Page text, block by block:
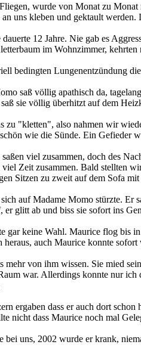
wurde von Monat zu
uns kleben und gektault
12 Jahre. Nie gab es
im Wohnzimmer,
bedingten Lungenentzündung
saß völlig apathisch da,
sie völlig überhitzt auf dem
zu "kletten", also nahmen wir
wie die Sünde. Ein Gefieder
viel zusammen, doch des
Zeit zusammen. Bald stellten
Sitzen zu zweit auf dem Sofa
auf Madame Momo stürzte.
er glitt ab und biss sie sofort ins
gar keine Wahl. Maurice flog bis
heraus, auch Maurice konnte
von ihm wissen. Sie mied
war. Allerdings konnte nur ich
ergaben dass er auch dort
nicht dass Maurice noch mal
bei uns, 2002 wurde er krank,